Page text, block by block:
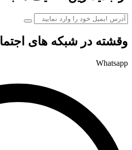
وقشته در شبکه های
Whatsapp